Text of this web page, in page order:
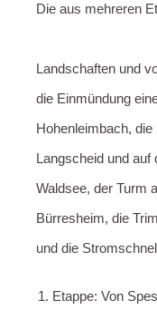
Die aus mehreren
Landschaften und
die Einmündung
Hohenleimbach,
Langscheid und auf
Waldsee, der Turm
Bürresheim, die
und die
Etappe: Von